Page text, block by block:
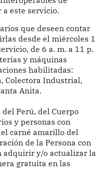
a este servicio.
que deseen contar
desde el miércoles 1
de 6 a. m. a 11 p.
y máquinas
habilitadas:
Colectora Industrial,
Anita.
Perú, del Cuerpo
y personas con
carné amarillo del
de la Persona con
adquirir y/o actualizar la
gratuita en las